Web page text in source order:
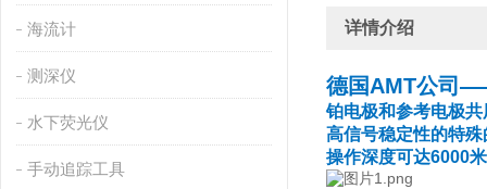
海流计
测深仪
水下荧光仪
手动追踪工具
详情介绍
德国AMT公司
铂电极和参考电极
高信号稳定性的特
操作深度可达6000米